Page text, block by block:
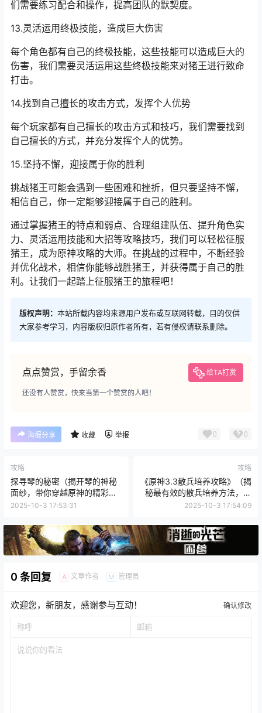
们需要练习配合和操作，提高团队的默契度。
13.灵活运用终极技能，造成巨大伤害
每个角色都有自己的终极技能，这些技能可以造成巨大的
伤害，我们需要灵活运用这些终极技能来对猪王进行致命
打击。
14.找到自己擅长的攻击方式，发挥个人优势
每个玩家都有自己擅长的攻击方式和技巧，我们需要找到
自己擅长的方式，并充分发挥个人的优势。
15.坚持不懈，迎接属于你的胜利
挑战猪王可能会遇到一些困难和挫折，但只要坚持不懈，
相信自己，你一定能够迎接属于自己的胜利。
通过掌握猪王的特点和弱点、合理组建队伍、提升角色实
力、灵活运用技能和大招等攻略技巧，我们可以轻松征服
猪王，成为原神攻略的大师。在挑战的过程中，不断经验
并优化战术，相信你能够战胜猪王，并获得属于自己的胜
利。让我们一起踏上征服猪王的旅程吧！
版权声明： 本站所载内容均来源用户发布或互联网转载，目的仅供
大家参考学习，内容版权归原作者所有，若有侵权请联系删除。
点点赞赏，手留余香 给TA打赏
还没有人赞赏，快来当第一个赞赏的人吧！
海报分享 收藏 举报 0 0
攻略
探寻琴的秘密（揭开琴的神秘
面纱，带你穿越原神的精彩世
界）
2025-10-3 17:53:31
攻略
《原神3.3散兵培养攻略》（揭
秘最有效的散兵培养方法，助
你在战斗中脱颖而出！）
2025-10-3 17:54:09
0 条回复 A 文章作者 M 管理员
欢迎您，新朋友，感谢参与互动！ 确认修改